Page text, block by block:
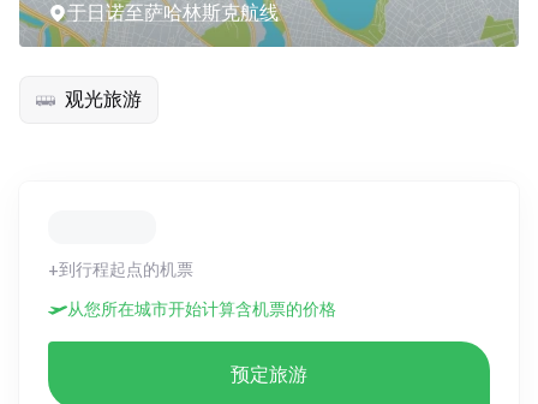
于日诺至萨哈林斯克航线
观光旅游
+到行程起点的机票
从您所在城市开始计算含机票的价格
预定旅游